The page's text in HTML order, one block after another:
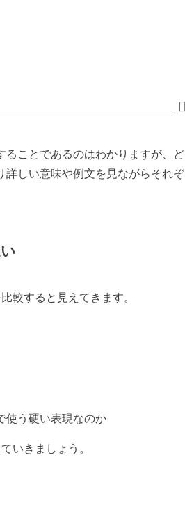
ることであるのはわかりますが、ど
詳しい意味や例文を見ながらそれぞ
較すると見えてきます。
使う硬い表現なのか
いきましょう。